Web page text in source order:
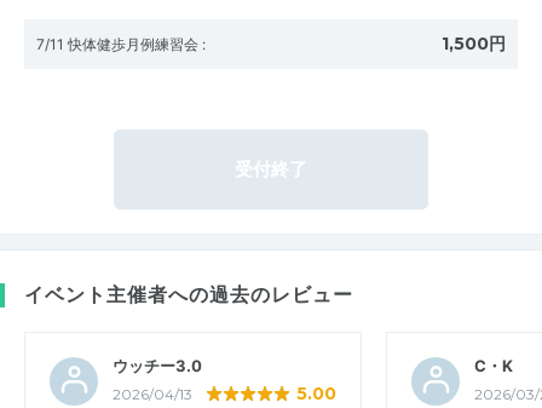
7/11 快体健歩月例練習会 : 1,500円
受付終了
イベント主催者への過去のレビュー
ウッチー3.0
2026/04/13 5.00
C・K
2026/03/